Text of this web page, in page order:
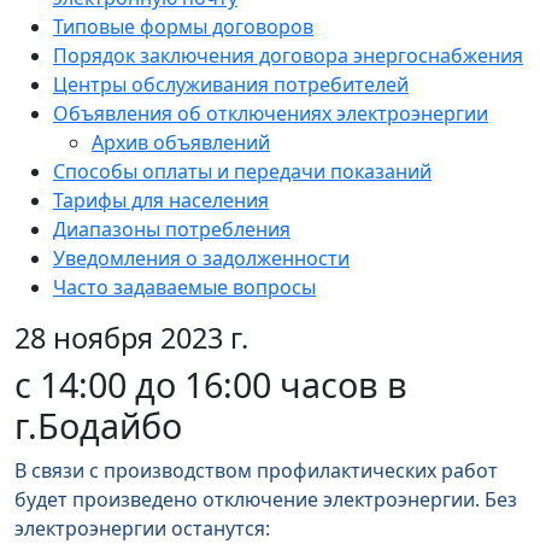
Типовые формы договоров
Порядок заключения договора энергоснабжения
Центры обслуживания потребителей
Объявления об отключениях электроэнергии
Архив объявлений
Способы оплаты и передачи показаний
Тарифы для населения
Диапазоны потребления
Уведомления о задолженности
Часто задаваемые вопросы
28 ноября 2023 г.
с 14:00 до 16:00 часов в
г.Бодайбо
В связи с производством профилактических работ
будет произведено отключение электроэнергии. Без
электроэнергии останутся: